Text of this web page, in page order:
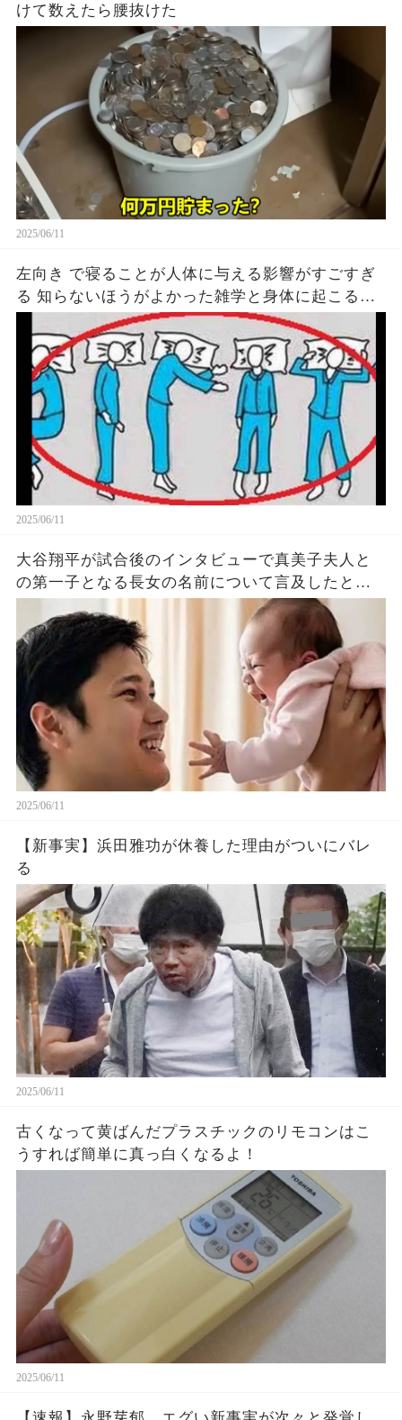
けて数えたら腰抜けた
2025/06/11
左向き で寝ることが人体に与える影響がすごすぎ
る 知らないほうがよかった雑学と身体に起こる現
象がヤバい… 驚くべき 大人の 面白いけど知ると後
悔
2025/06/11
大谷翔平が試合後のインタビューで真美子夫人と
の第一子となる長女の名前について言及したと話
題に！山本由伸や佐々木朗希は知ってそう！
2025/06/11
【新事実】浜田雅功が休養した理由がついにバレ
る
2025/06/11
古くなって黄ばんだプラスチックのリモコンはこ
うすれば簡単に真っ白くなるよ！
2025/06/11